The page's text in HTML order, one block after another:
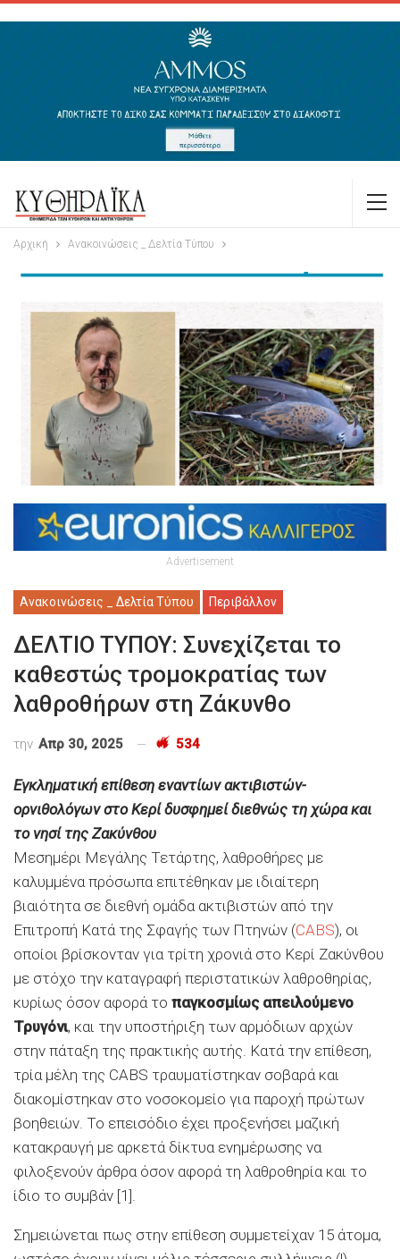
Αρχική Ανακοινώσεις _ Δελτία Τύπου
Advertisement
Ανακοινώσεις _ Δελτία Τύπου Περιβάλλον
ΔΕΛΤΙΟ ΤΥΠΟΥ: Συνεχίζεται το
καθεστώς τρομοκρατίας των
λαθροθήρων στη Ζάκυνθο
την Απρ 30, 2025 534
Εγκληματική επίθεση εναντίων ακτιβιστών-
ορνιθολόγων στο Κερί δυσφημεί διεθνώς τη χώρα και
το νησί της Ζακύνθου
Μεσημέρι Μεγάλης Τετάρτης, λαθροθήρες με
καλυμμένα πρόσωπα επιτέθηκαν με ιδιαίτερη
βιαιότητα σε διεθνή ομάδα ακτιβιστών από την
Επιτροπή Κατά της Σφαγής των Πτηνών (CABS), οι
οποίοι βρίσκονταν για τρίτη χρονιά στο Κερί Ζακύνθου
με στόχο την καταγραφή περιστατικών λαθροθηρίας,
κυρίως όσον αφορά το παγκοσμίως απειλούμενο
Τρυγόνι, και την υποστήριξη των αρμόδιων αρχών
στην πάταξη της πρακτικής αυτής. Κατά την επίθεση,
τρία μέλη της CABS τραυματίστηκαν σοβαρά και
διακομίστηκαν στο νοσοκομείο για παροχή πρώτων
βοηθειών. Το επεισόδιο έχει προξενήσει μαζική
κατακραυγή με αρκετά δίκτυα ενημέρωσης να
φιλοξενούν άρθρα όσον αφορά τη λαθροθηρία και το
ίδιο το συμβάν [1].
Σημειώνεται πως στην επίθεση συμμετείχαν 15 άτομα,